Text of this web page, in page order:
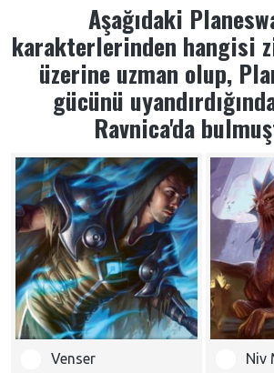
Aşağıdaki
karakterlerinden hangisi
üzerine uzman olup,
gücünü
Ravnica'da
Venser Niv